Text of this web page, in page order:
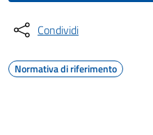
Condividi
Normativa di riferimento